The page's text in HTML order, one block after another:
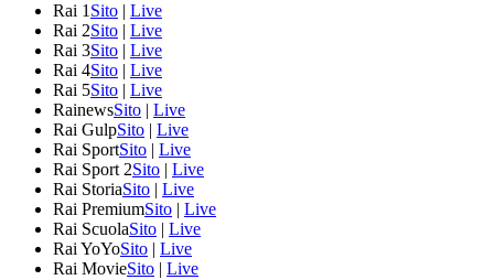
Rai 1 Sito | Live
Rai 2Sito | Live
Rai 3Sito | Live
Rai 4Sito | Live
Rai 5Sito | Live
RainewsSito | Live
Rai GulpSito | Live
Rai SportSito | Live
Rai Sport 2Sito | Live
Rai StoriaSito | Live
Rai PremiumSito | Live
Rai ScuolaSito | Live
Rai YoYoSito | Live
Rai MovieSito | Live